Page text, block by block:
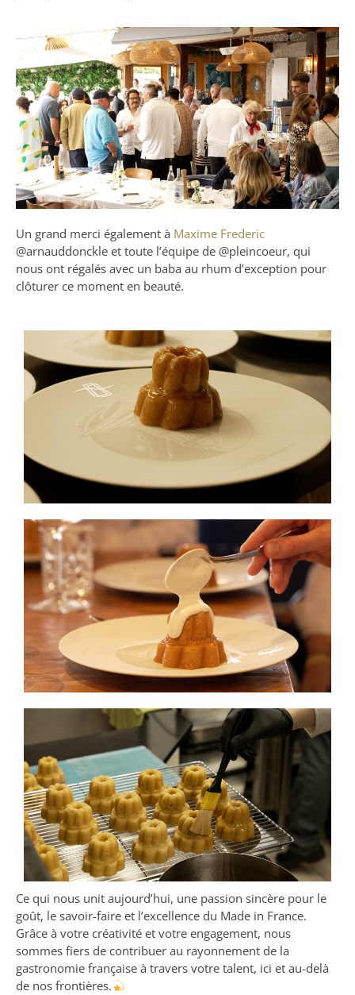
Un grand merci également à Maxime Frederic
@‌arnauddonckle et toute l’équipe de @‌pleincoeur, qui
nous ont régalés avec un baba au rhum d’exception pour
clôturer ce moment en beauté.
Ce qui nous unit aujourd’hui, une passion sincère pour le
goût, le savoir-faire et l’excellence du Made in France.
Grâce à votre créativité et votre engagement, nous
sommes fiers de contribuer au rayonnement de la
gastronomie française à travers votre talent, ici et au-delà
de nos frontières.